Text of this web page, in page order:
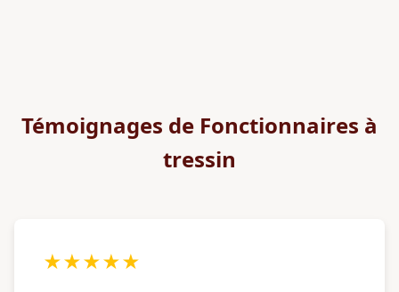
Témoignages de Fonctionnaires à
tressin
★★★★★